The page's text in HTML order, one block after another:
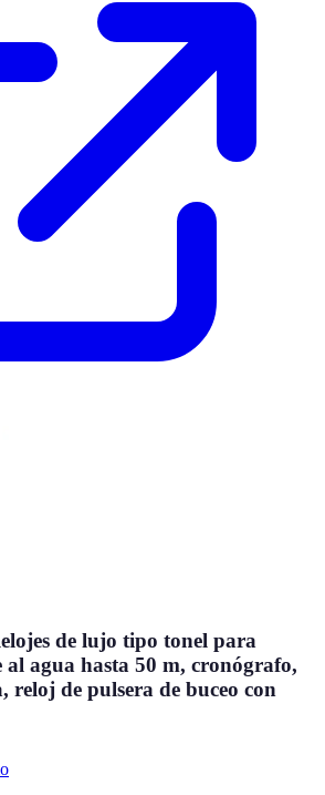
de lujo tipo tonel para
al agua hasta 50 m, cronógrafo,
reloj de pulsera de buceo con